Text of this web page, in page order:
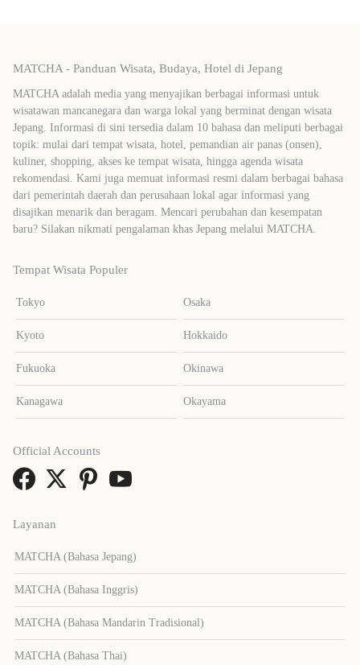
MATCHA - Panduan Wisata, Budaya, Hotel di Jepang
MATCHA adalah media yang menyajikan berbagai informasi untuk
wisatawan mancanegara dan warga lokal yang berminat dengan wisata
Jepang. Informasi di sini tersedia dalam 10 bahasa dan meliputi berbagai
topik: mulai dari tempat wisata, hotel, pemandian air panas (onsen),
kuliner, shopping, akses ke tempat wisata, hingga agenda wisata
rekomendasi. Kami juga memuat informasi resmi dalam berbagai bahasa
dari pemerintah daerah dan perusahaan lokal agar informasi yang
disajikan menarik dan beragam. Mencari perubahan dan kesempatan
baru? Silakan nikmati pengalaman khas Jepang melalui MATCHA.
Tempat Wisata Populer
Tokyo Osaka
Kyoto Hokkaido
Fukuoka Okinawa
Kanagawa Okayama
Layanan
MATCHA (Bahasa Jepang)
MATCHA (Bahasa Inggris)
MATCHA (Bahasa Mandarin Tradisional)
MATCHA (Bahasa Thai)
Official Accounts